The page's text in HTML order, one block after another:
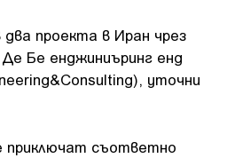
проекта в Иран чрез
Бе енджиниъринг енд
уточни
съответно